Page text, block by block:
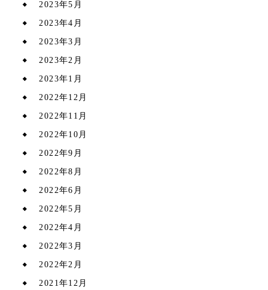
2023年5月
2023年4月
2023年3月
2023年2月
2023年1月
2022年12月
2022年11月
2022年10月
2022年9月
2022年8月
2022年6月
2022年5月
2022年4月
2022年3月
2022年2月
2021年12月